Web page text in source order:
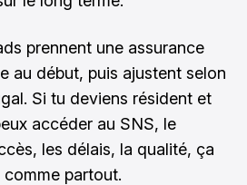
prennent une assurance
au début, puis ajustent selon
Si tu deviens résident et
accéder au SNS, le
les délais, la qualité, ça
partout.